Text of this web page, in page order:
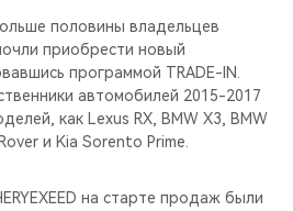
половины владельцев
приобрести новый
программой TRADE-IN.
автомобилей 2015-2017
как Lexus RX, BMW X3, BMW
и Kia Sorento Prime.
на старте продаж были